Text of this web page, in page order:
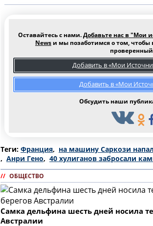
Оставайтесь с нами.Добавьте нас в "Мои
News и мы позаботимся о том,
Добавить в «Мои
Добавить в «Мои
Обсудить наши
Теги: Франция, на машину Саркози
, Анри Гено, 40 хулиганов забросали
// ОБЩЕСТВО
Самка дельфина шесть дней носила
Австралии